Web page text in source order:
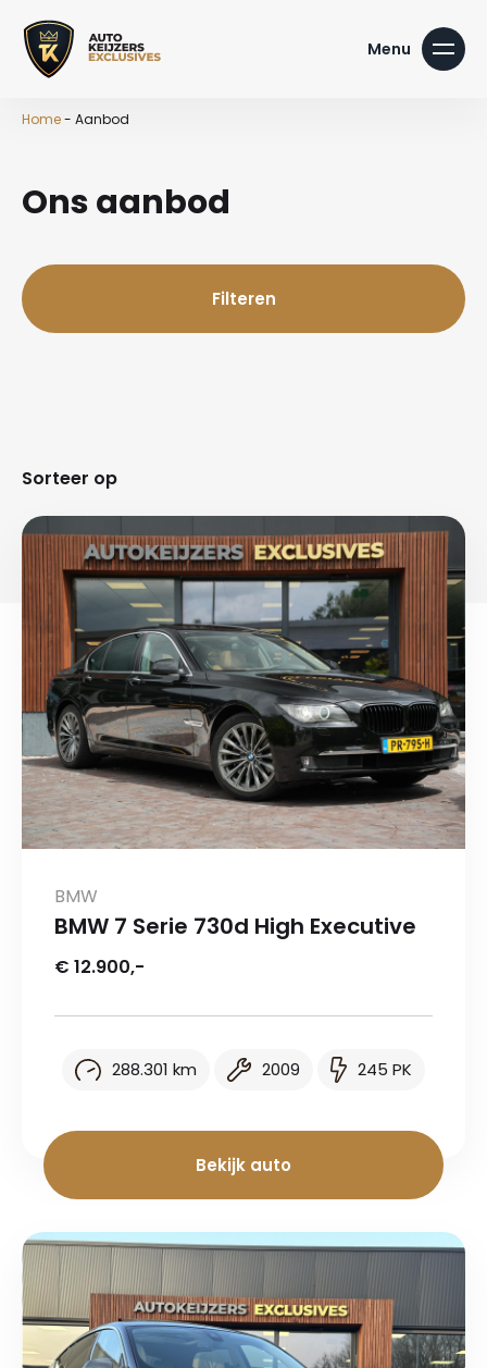
Home- Aanbod
Ons aanbod
Filteren
Sorteer op
BMW
BMW 7 Serie 730d High Executive
€ 12.900,-
288.301 km 2009 245 PK
Bekijk auto